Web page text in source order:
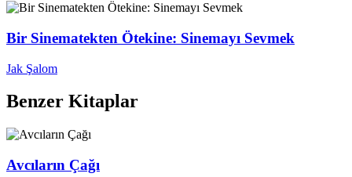
Bir Sinematekten Ötekine: Sinemayı Sevmek
Jak Şalom
Benzer Kitaplar
Avcıların Çağı